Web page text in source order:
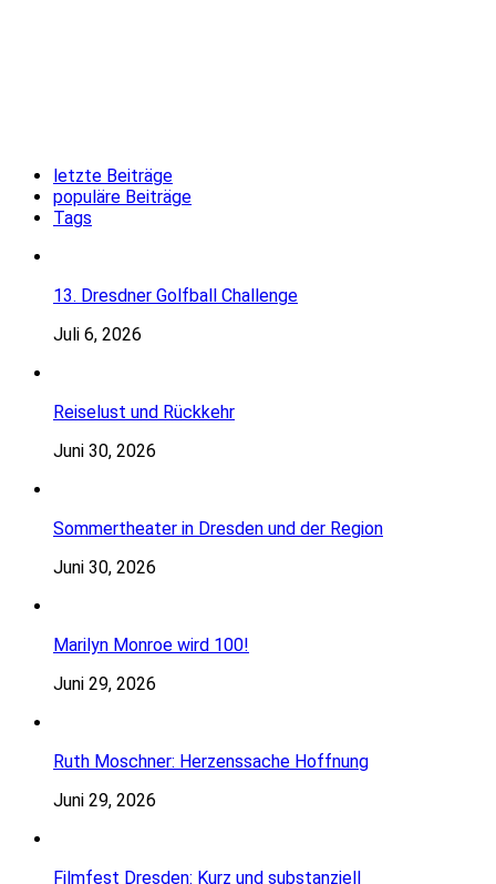
letzte Beiträge
populäre Beiträge
Tags
13. Dresdner Golfball Challenge
Juli 6, 2026
Reiselust und Rückkehr
Juni 30, 2026
Sommertheater in Dresden und der Region
Juni 30, 2026
Marilyn Monroe wird 100!
Juni 29, 2026
Ruth Moschner: Herzenssache Hoffnung
Juni 29, 2026
Filmfest Dresden: Kurz und substanziell